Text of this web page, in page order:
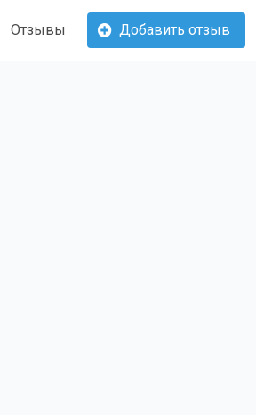
Отзывы Добавить отзыв